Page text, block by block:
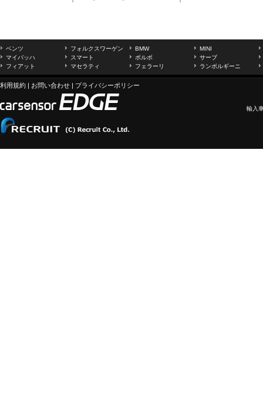
ベンツ フォルクスワーゲン BMW
MINI
マイバッハ
スマート ボルボ
サーブ
フィアット
マセラティ フェラーリ ランボルギーニ
利用規約 | お問い合わせ | プライバシーポリシー
輸入